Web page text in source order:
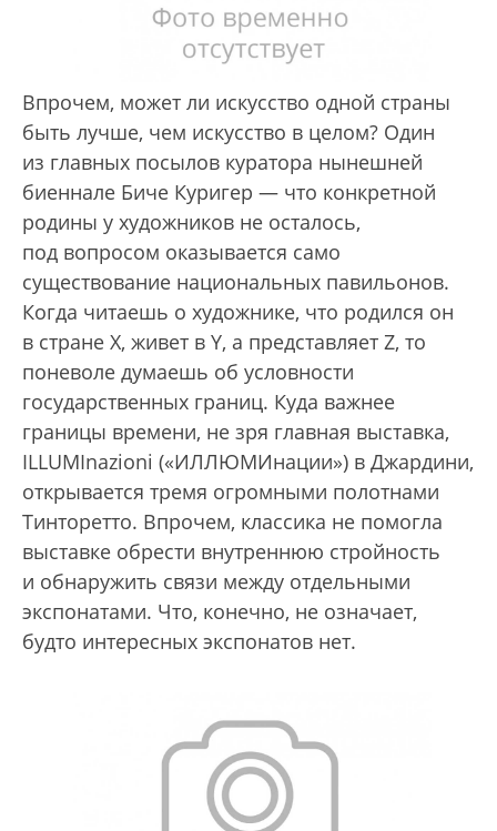
Впрочем, может ли искусство одной страны
быть лучше, чем искусство в целом? Один
из главных посылов куратора нынешней
биеннале Биче Куригер — что конкретной
родины у художников не осталось,
под вопросом оказывается само
существование национальных павильонов.
Когда читаешь о художнике, что родился он
в стране Х, живет в Y, а представляет Z, то
поневоле думаешь об условности
государственных границ. Куда важнее
границы времени, не зря главная выставка,
ILLUMInazioni («ИЛЛЮМИнации») в Джардини,
открывается тремя огромными полотнами
Тинторетто. Впрочем, классика не помогла
выставке обрести внутреннюю стройность
и обнаружить связи между отдельными
экспонатами. Что, конечно, не означает,
будто интересных экспонатов нет.